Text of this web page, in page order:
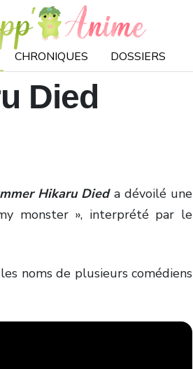
CHRONIQUES DOSSIERS
Died
Hikaru Died a dévoilé une
monster », interprété par le
noms de plusieurs comédiens